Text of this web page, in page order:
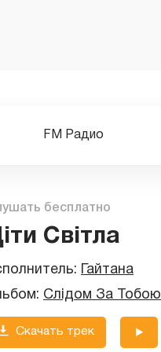
FM Радио
бесплатно
Світла
Гайтана
Слідом За Тобою
Скачать трек